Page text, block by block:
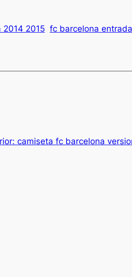
2014 2015 fc barcelona
camiseta fc barcelona